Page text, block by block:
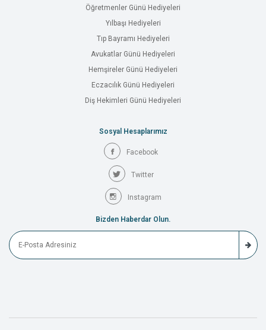
Öğretmenler Günü Hediyeleri
Yılbaşı Hediyeleri
Tıp Bayramı Hediyeleri
Avukatlar Günü Hediyeleri
Hemşireler Günü Hediyeleri
Eczacılık Günü Hediyeleri
Diş Hekimleri Günü Hediyeleri
Sosyal Hesaplarımız
Facebook
Twitter
Instagram
Bizden Haberdar Olun.